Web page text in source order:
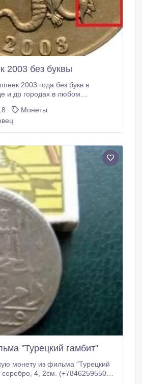
2003 без буквы
2003 года без букв в
и др городах в любом
Монеты
"Турецкий гамбит"
монету из фильма "Турецкий